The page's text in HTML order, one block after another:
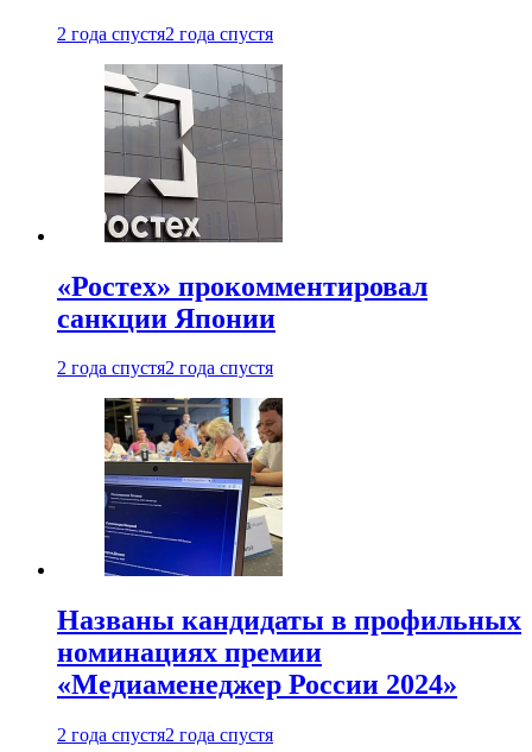
2 года спустя2 года спустя
«Ростех» прокомментировал
санкции Японии
2 года спустя2 года спустя
Названы кандидаты в профильных
номинациях премии
«Медиаменеджер России 2024»
2 года спустя2 года спустя